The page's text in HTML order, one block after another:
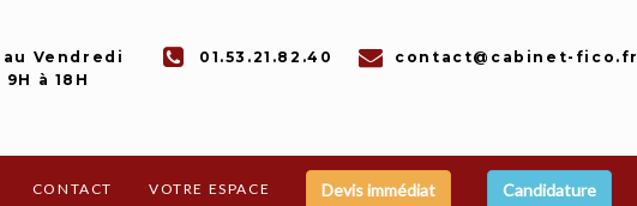
Vendredi
9H à 18H
01.53.21.82.40 contact@cabinet-fico.fr
CONTACT VOTRE ESPACE Devis immédiat Candidature